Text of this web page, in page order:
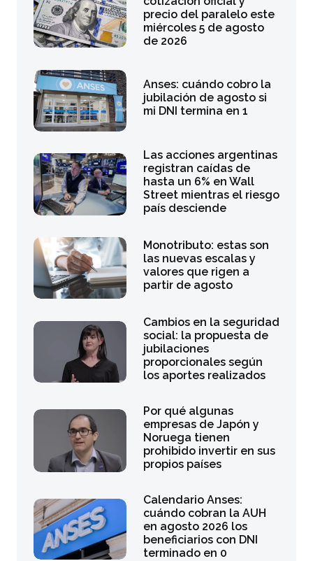
precio del paralelo este
miércoles 5 de agosto
de 2026
Anses: cuándo cobro la
jubilación de agosto si
mi DNI termina en 1
Las acciones argentinas
registran caídas de
hasta un 6% en Wall
Street mientras el riesgo
país desciende
Monotributo: estas son
las nuevas escalas y
valores que rigen a
partir de agosto
Cambios en la seguridad
social: la propuesta de
jubilaciones
proporcionales según
los aportes realizados
Por qué algunas
empresas de Japón y
Noruega tienen
prohibido invertir en sus
propios países
Calendario Anses:
cuándo cobran la AUH
en agosto 2026 los
beneficiarios con DNI
terminado en 0